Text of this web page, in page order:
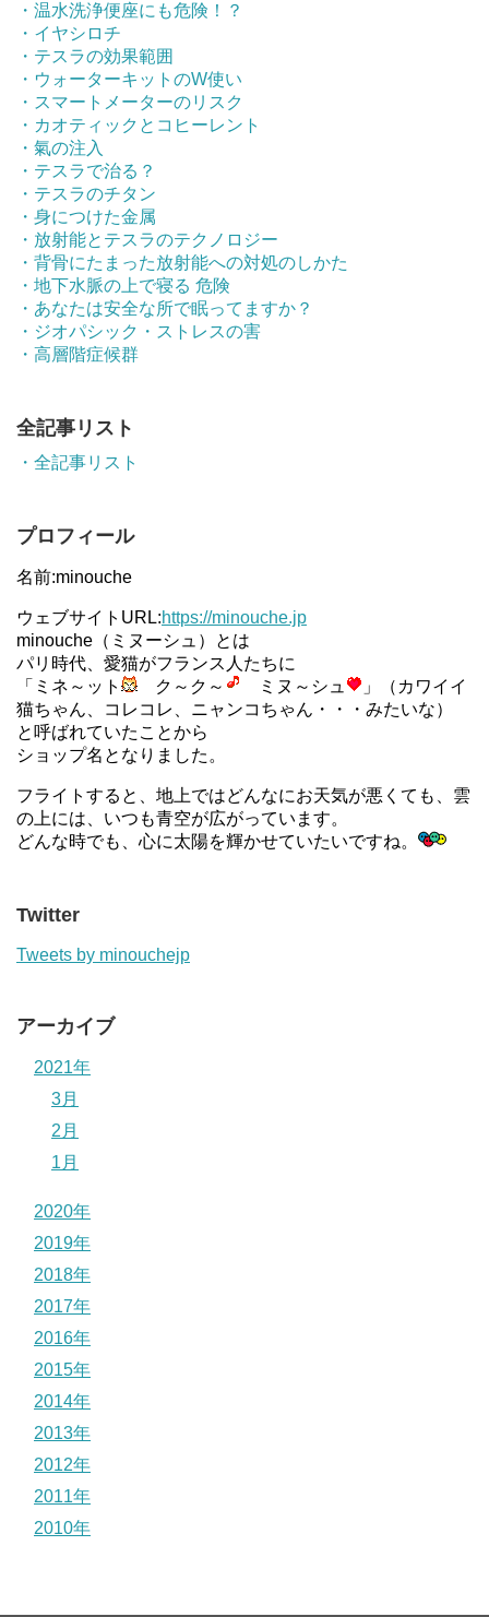
・温水洗浄便座にも危険！？
・イヤシロチ
・テスラの効果範囲
・ウォーターキットのW使い
・スマートメーターのリスク
・カオティックとコヒーレント
・氣の注入
・テスラで治る？
・テスラのチタン
・身につけた金属
・放射能とテスラのテクノロジー
・背骨にたまった放射能への対処のしかた
・地下水脈の上で寝る 危険
・あなたは安全な所で眠ってますか？
・ジオパシック・ストレスの害
・高層階症候群
全記事リスト
・全記事リスト
プロフィール
名前:minouche
ウェブサイトURL:https://minouche.jp
minouche（ミヌーシュ）とは
パリ時代、愛猫がフランス人たちに
「ミネ～ット
ク～ク～ ミヌ～シュ
」（カワイイ
猫ちゃん、コレコレ、ニャンコちゃん・・・みたいな）
と呼ばれていたことから
ショップ名となりました。
フライトすると、地上ではどんなにお天気が悪くても、雲
の上には、いつも青空が広がっています。
どんな時でも、心に太陽を輝かせていたいですね。
Twitter
Tweets by minouchejp
アーカイブ
2021年
3月
2月
1月
2020年
2019年
2018年
2017年
2016年
2015年
2014年
2013年
2012年
2011年
2010年